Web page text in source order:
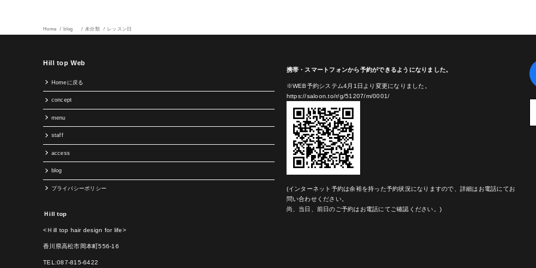
Home blog 未分類 レッスン日
Hill top Web
Homeに戻る
concept
menu
staff
access
blog
プライバシーポリシー
Ｈill top
<Ｈill top hair design for life>
香川県高松市岡本町556-16
TEL:087-815-6422
携帯・スマートフォンから予約ができるようになりました。
※WEB予約システム4月1日より変更になりました。
https://saloon.to/r/g/51207/m/0001/
(インターネット予約は余裕を持った予約状況になりますので、詳細はお電話にてお
問い合わせください。
尚、当日、前日のご予約はお電話にてご確認ください。)